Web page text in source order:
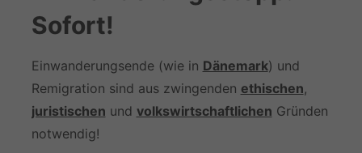
Sofort!
Einwanderungsende (wie in Dänemark) und
Remigration sind aus zwingenden ethischen,
juristischen und volkswirtschaftlichen Gründen
notwendig!